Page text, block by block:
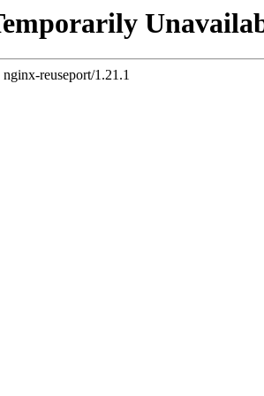
nginx-reuseport/1.21.1